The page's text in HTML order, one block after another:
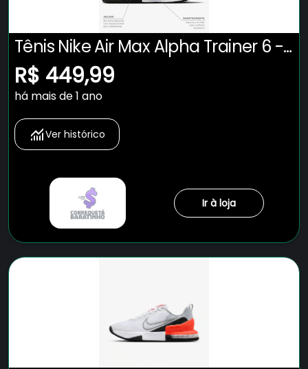
Tênis Nike Air Max Alpha Trainer 6 -
Masculino
R$ 449,99
há mais de 1 ano
Ver histórico
Ir à loja